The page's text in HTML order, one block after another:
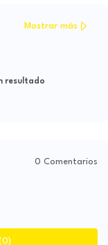
Mostrar más
resultado
0 Comentarios